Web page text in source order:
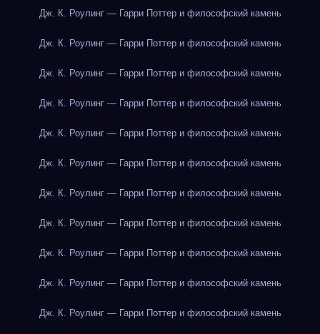
Дж. К. Роулинг — Гарри Поттер и философский камень
Дж. К. Роулинг — Гарри Поттер и философский камень
Дж. К. Роулинг — Гарри Поттер и философский камень
Дж. К. Роулинг — Гарри Поттер и философский камень
Дж. К. Роулинг — Гарри Поттер и философский камень
Дж. К. Роулинг — Гарри Поттер и философский камень
Дж. К. Роулинг — Гарри Поттер и философский камень
Дж. К. Роулинг — Гарри Поттер и философский камень
Дж. К. Роулинг — Гарри Поттер и философский камень
Дж. К. Роулинг — Гарри Поттер и философский камень
Дж. К. Роулинг — Гарри Поттер и философский камень